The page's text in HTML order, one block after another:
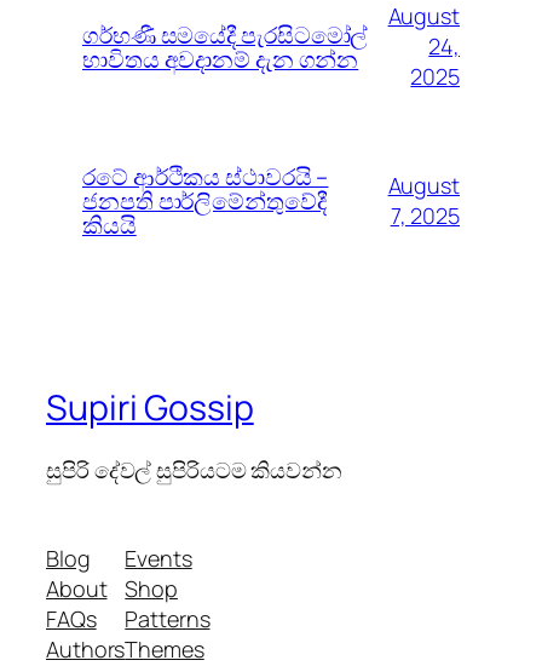
ගර්භණී සමයේදී පැරසිටමෝල්
භාවිතය අවදානම් දැන ගන්න
August
24,
2025
රටේ ආර්ථිකය ස්ථාවරයි –
ජනපති පාර්ලිමේන්තුවේදී
කියයි
August
7, 2025
Supiri Gossip
සුපිරි දේවල් සුපිරියටම කියවන්න
Blog
About
FAQs
Authors
Events
Shop
Patterns
Themes